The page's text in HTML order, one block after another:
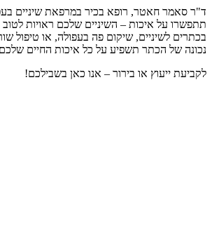
ד"ר סאמר חאטר, רופא בכיר במרפאת שיניים
תתפשרו על איכות – השיניים שלכם ראויות לטוב
בכתרים לשיניים, שיקום פה בעפולה, או טיפול
נכונה של הכתר תשפיע על כל איכות החיים
לקביעת ייעוץ או בירור – אנו כאן בשבילכם!